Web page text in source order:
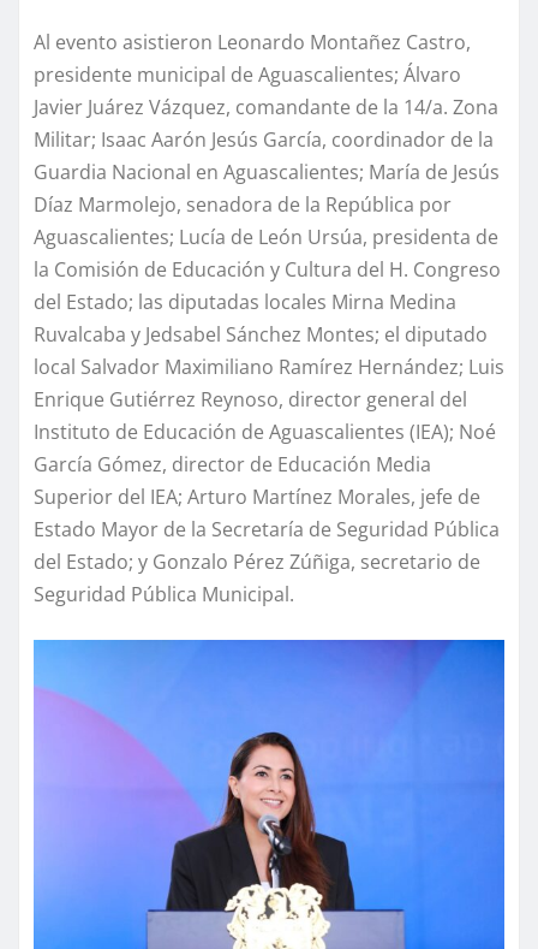
Al evento asistieron Leonardo Montañez Castro,
presidente municipal de Aguascalientes; Álvaro
Javier Juárez Vázquez, comandante de la 14/a. Zona
Militar; Isaac Aarón Jesús García, coordinador de la
Guardia Nacional en Aguascalientes; María de Jesús
Díaz Marmolejo, senadora de la República por
Aguascalientes; Lucía de León Ursúa, presidenta de
la Comisión de Educación y Cultura del H. Congreso
del Estado; las diputadas locales Mirna Medina
Ruvalcaba y Jedsabel Sánchez Montes; el diputado
local Salvador Maximiliano Ramírez Hernández; Luis
Enrique Gutiérrez Reynoso, director general del
Instituto de Educación de Aguascalientes (IEA); Noé
García Gómez, director de Educación Media
Superior del IEA; Arturo Martínez Morales, jefe de
Estado Mayor de la Secretaría de Seguridad Pública
del Estado; y Gonzalo Pérez Zúñiga, secretario de
Seguridad Pública Municipal.